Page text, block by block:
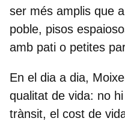
ser més amplis que
poble, pisos
amb pati o petites
En el dia a dia,
qualitat de vida: no
trànsit, el cost de